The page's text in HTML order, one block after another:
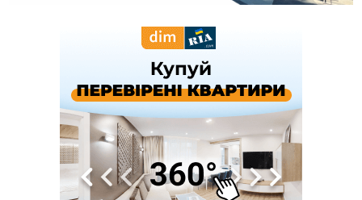
У Богородчанах на "зебрі" водій Audi наїхав на
Загальна площа всіх книгарень України - трохи більше ніж 6
футбольних полів
На "зебрі" у Франківську два мотоциклісти збили жінку
Прикарпаття серед лідерів за будівництвом новобудов і
рекордсмен за зростанням цін на житло
Де безпечно купатися на Прикарпатті?
У Франківську дружина загиблого воїна створила